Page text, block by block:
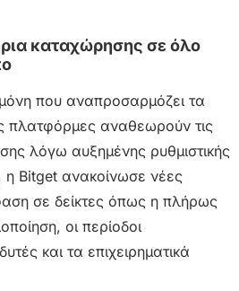
καταχώρησης σε όλο
που αναπροσαρμόζει τα
πλατφόρμες αναθεωρούν τις
λόγω αυξημένης ρυθμιστικής
η Bitget ανακοίνωσε νέες
σε δείκτες όπως η πλήρως
οι περίοδοι
και τα επιχειρηματικά